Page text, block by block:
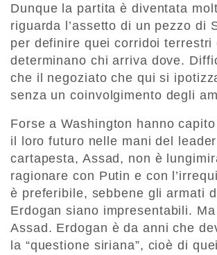
Dunque la partita è diventata
riguarda l’assetto di un pezzo di
per definire quei corridoi terrestri
determinano chi arriva dove.
che il negoziato che qui si
senza un coinvolgimento degli
Forse a Washington hanno
il loro futuro nelle mani del
cartapesta, Assad, non è
ragionare con Putin e con
è preferibile, sebbene gli armati
Erdogan siano impresentabili.
Assad. Erdogan è da anni che
la “questione siriana”, cioè di